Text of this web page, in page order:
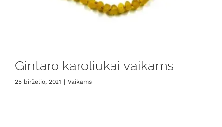
Gintaro karoliukai vaikams
25 birželio, 2021 | Vaikams